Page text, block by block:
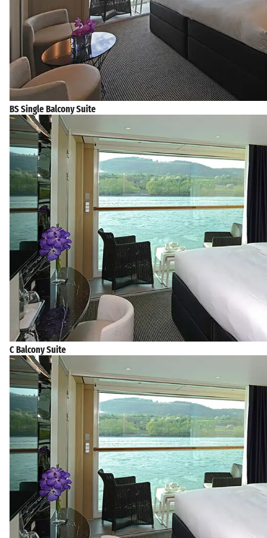
BS Single Balcony Suite
C Balcony Suite